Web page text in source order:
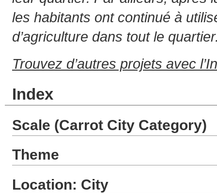
les habitants ont continué à
d’agriculture dans tout le
Trouvez d’autres projets avec
Index
Scale (Carrot City Category)
Theme
Location: City